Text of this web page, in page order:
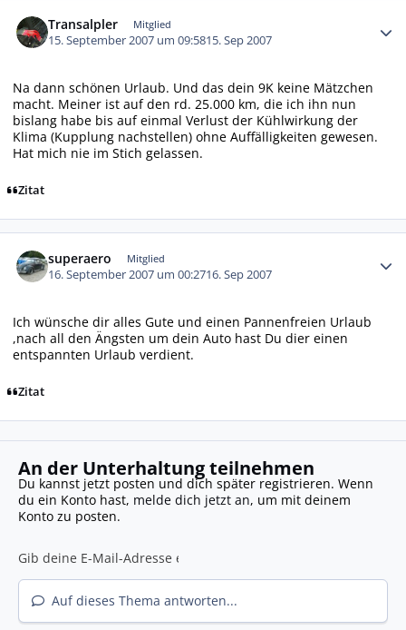
Transalpler Mitglied
15. September 2007 um 09:5815. Sep 2007
Na dann schönen Urlaub. Und das dein 9K keine Mätzchen
macht. Meiner ist auf den rd. 25.000 km, die ich ihn nun
bislang habe bis auf einmal Verlust der Kühlwirkung der
Klima (Kupplung nachstellen) ohne Auffälligkeiten gewesen.
Hat mich nie im Stich gelassen.
Zitat
superaero Mitglied
16. September 2007 um 00:2716. Sep 2007
Ich wünsche dir alles Gute und einen Pannenfreien Urlaub
,nach all den Ängsten um dein Auto hast Du dier einen
entspannten Urlaub verdient.
Zitat
An der Unterhaltung teilnehmen
Du kannst jetzt posten und dich später registrieren. Wenn
du ein Konto hast, melde dich jetzt an, um mit deinem
Konto zu posten.
Auf dieses Thema antworten...